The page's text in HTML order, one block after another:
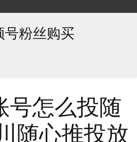
号粉丝购买
号怎么投随
随心推投放